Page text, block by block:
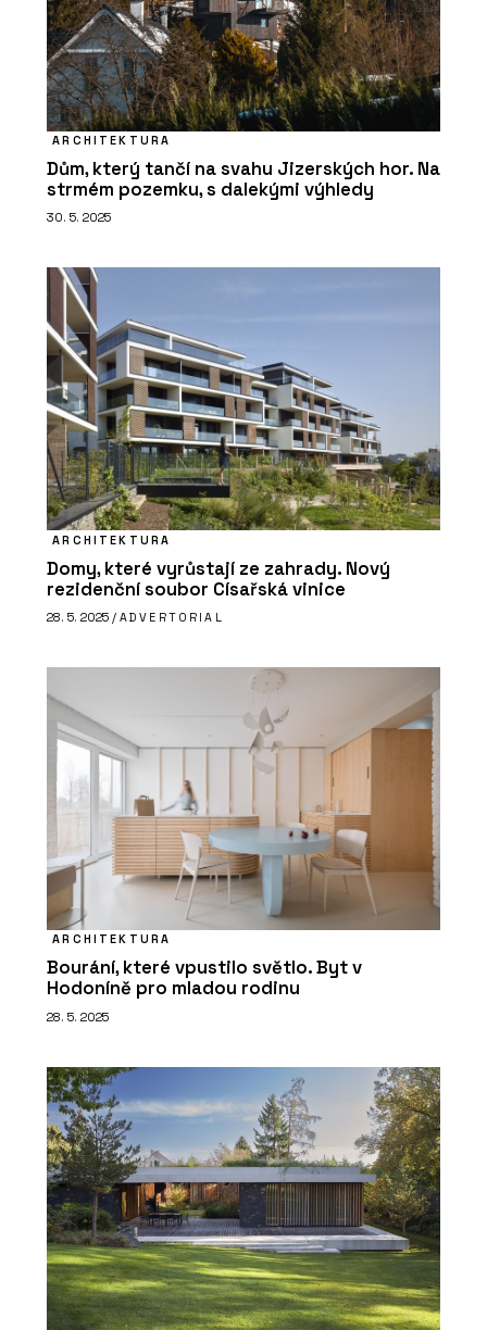
ARCHITEKTURA
Dům, který tančí na svahu Jizerských hor. Na
strmém pozemku, s dalekými výhledy
30. 5. 2025
ARCHITEKTURA
Domy, které vyrůstají ze zahrady. Nový
rezidenční soubor Císařská vinice
28. 5. 2025 / ADVERTORIAL
ARCHITEKTURA
Bourání, které vpustilo světlo. Byt v
Hodoníně pro mladou rodinu
28. 5. 2025